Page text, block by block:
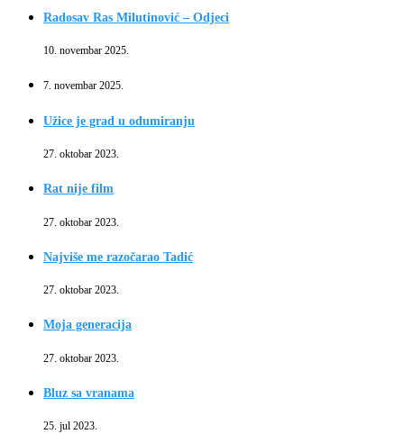
Radosav Ras Milutinović – Odjeci
10. novembar 2025.
7. novembar 2025.
Užice je grad u odumiranju
27. oktobar 2023.
Rat nije film
27. oktobar 2023.
Najviše me razočarao Tadić
27. oktobar 2023.
Moja generacija
27. oktobar 2023.
Bluz sa vranama
25. jul 2023.